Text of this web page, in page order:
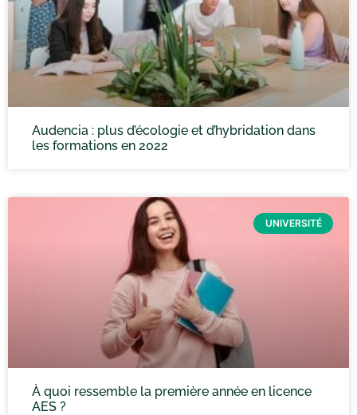
Audencia : plus d’écologie et d’hybridation dans
les formations en 2022
UNIVERSITÉ
À quoi ressemble la première année en licence
AES ?